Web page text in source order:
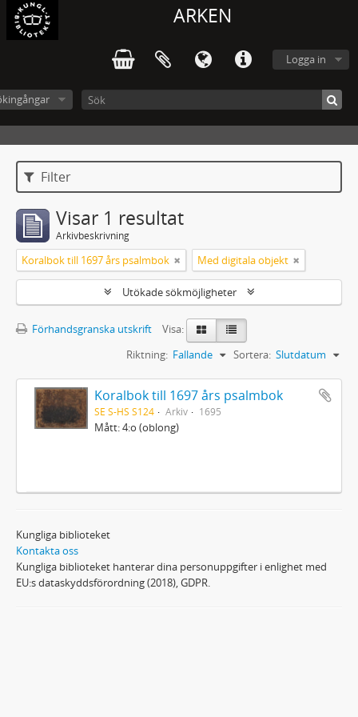
ARKEN
Logga in
Filter
Visar 1 resultat
Arkivbeskrivning
Koralbok till 1697 års psalmbok Med digitala objekt
Utökade sökmöjligheter
Förhandsgranska utskrift
Visa:
Sortera: Slutdatum
Riktning: Fallande
Koralbok till 1697 års psalmbok
SE S-HS S124 Arkiv 1695
Mått: 4:o (oblong)
Kungliga biblioteket
Kontakta oss
Kungliga biblioteket hanterar dina personuppgifter i enlighet med
EU:s dataskyddsförordning (2018), GDPR.